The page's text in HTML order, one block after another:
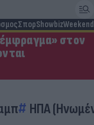
ΣπορShowbizWeekend
στον
ΗΠΑ